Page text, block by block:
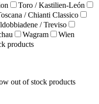
Toro / Kastilien-León
/ Chianti Classico
/ Treviso
Wagram
Wien
products
out of stock products